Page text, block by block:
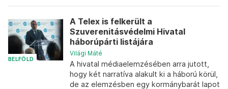
BELFÖLD
A Telex is felkerült a
Szuverenitásvédelmi Hivatal
háborúpárti listájára
Világi Máté
A hivatal médiaelemzésében arra jutott,
hogy két narratíva alakult ki a háború körül,
de az elemzésben egy kormánybarát lapot